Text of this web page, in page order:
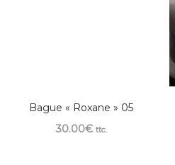
Bague « Roxane » 05
30.00€ ttc.